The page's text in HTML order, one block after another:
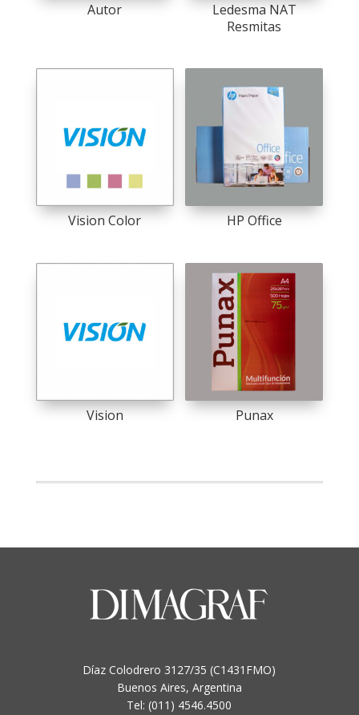
Autor
Ledesma NAT
Resmitas
Vision Color HP Office
multiple
variants.
options
chosen
page
Vision Punax
Díaz Colodrero 3127/35 (C1431FMO)
Buenos Aires, Argentina
Tel: (011) 4546.4500